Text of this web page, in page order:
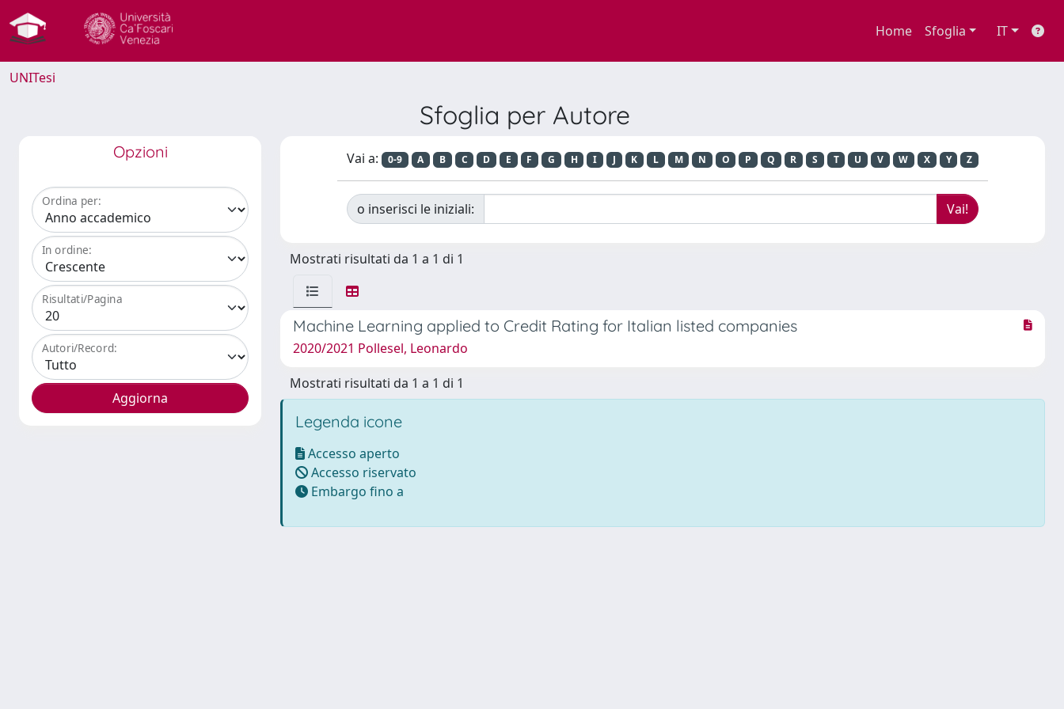
Home Sfoglia IT
UNITesi
Sfoglia per Autore
Opzioni
Ordina per:
In ordine:
Risultati/Pagina
Autori/Record:
Vai a: 0-9 A B C D E F G H I J K L M N O P Q R S T U V W X Y Z
o inserisci le iniziali:
Mostrati risultati da 1 a 1 di 1
Machine Learning applied to Credit Rating for Italian listed companies
2020/2021 Pollesel, Leonardo
Mostrati risultati da 1 a 1 di 1
Legenda icone
Accesso aperto
Accesso riservato
Embargo fino a